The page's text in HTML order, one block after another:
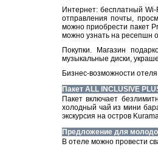
Интернет: бесплатный
отправления почты,
можно приобрести пакет
можно узнать на ресепшн
Покупки. Магазин
музыкальные диски,
Бизнес-возможности
Пакет ALL INCLUSIVE
Пакет включает
холодный чай из мини
экскурсия на остров
Предложение для
В отеле можно провести